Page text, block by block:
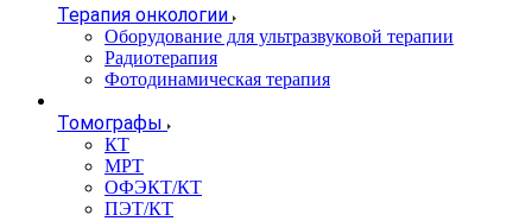
Терапия онкологии
Оборудование для ультразвуковой терапии
Радиотерапия
Фотодинамическая терапия
Томографы
КТ
МРТ
ОФЭКТ/КТ
ПЭТ/КТ